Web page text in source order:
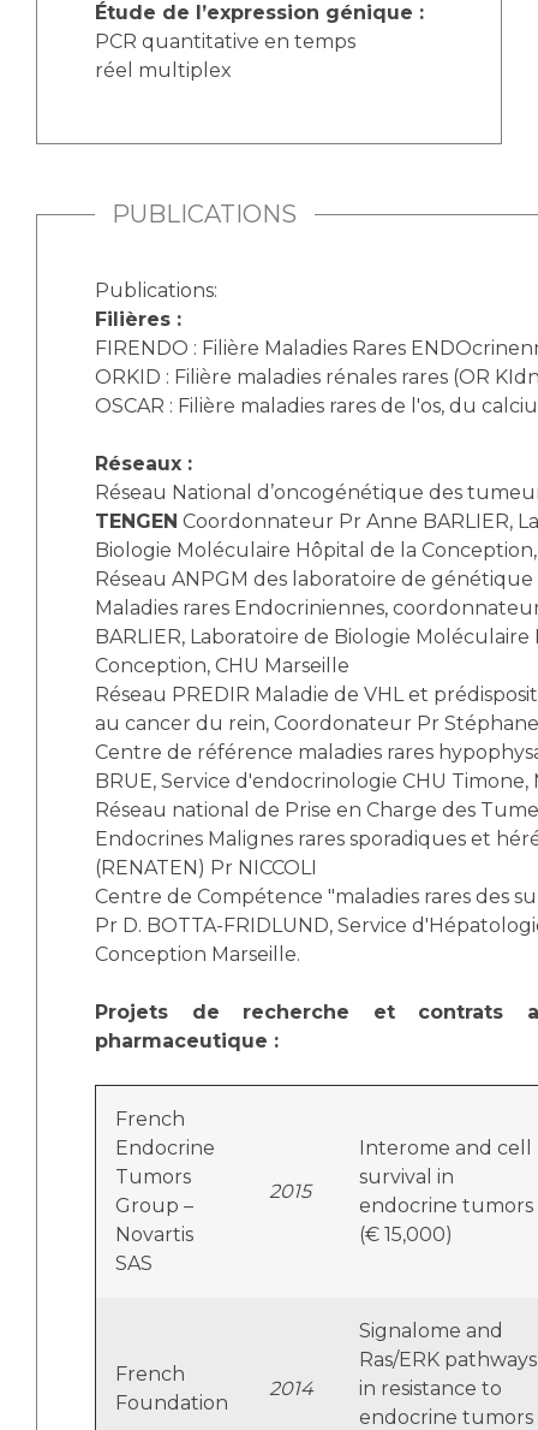
Étude de l’expression génique :
PCR quantitative en temps
réel multiplex
PUBLICATIONS
Publications:
Filières :
FIRENDO : Filière Maladies Rares
ORKID : Filière maladies rénales rares (OR
OSCAR : Filière maladies rares de l'os, du
Réseaux :
Réseau National d’oncogénétique des
TENGEN Coordonnateur Pr Anne BARLIER,
Biologie Moléculaire Hôpital de la Conception,
Réseau ANPGM des laboratoire de
Maladies rares Endocriniennes,
BARLIER, Laboratoire de Biologie
Conception, CHU Marseille
Réseau PREDIR Maladie de VHL et
au cancer du rein, Coordonateur Pr
Centre de référence maladies rares
BRUE, Service d'endocrinologie CHU Timone,
Réseau national de Prise en Charge des
Endocrines Malignes rares sporadiques et
(RENATEN) Pr NICCOLI
Centre de Compétence "maladies rares des
Pr D. BOTTA-FRIDLUND, Service
Conception Marseille.
Projets de recherche et contrats
pharmaceutique :
French
Endocrine
Tumors
Group –
Novartis
SAS
2015
Interome and cell
survival in
endocrine tumors
(€ 15,000)
French
Foundation
2014
Signalome and
Ras/ERK pathways
in resistance to
endocrine tumors